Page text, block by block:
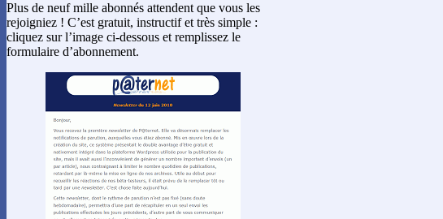
Plus de neuf mille abonnés attendent que vous les
rejoigniez ! C’est gratuit, instructif et très simple :
cliquez sur l’image ci-dessous et remplissez le
formulaire d’abonnement.